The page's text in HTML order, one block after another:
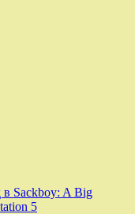
Sackboy: A Big
5